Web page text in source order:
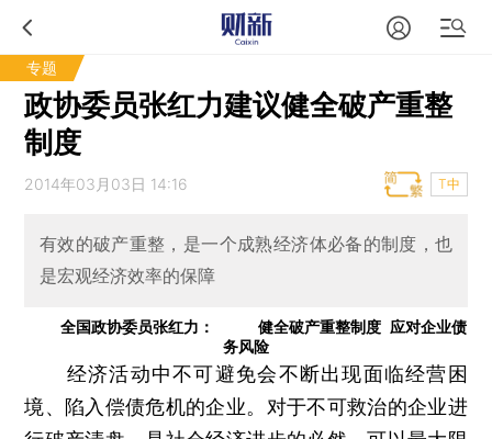
专题
政协委员张红力建议健全破产重整
制度
2014年03月03日 14:16 T中
有效的破产重整，是一个成熟经济体必备的制度，也
是宏观经济效率的保障
全国政协委员张红力：     健全破产重整制度 应对企业债
务风险
经济活动中不可避免会不断出现面临经营困
境、陷入偿债危机的企业。对于不可救治的企业进